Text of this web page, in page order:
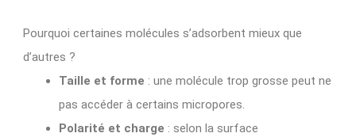
Pourquoi certaines molécules s’adsorbent mieux que
d’autres ?
Taille et forme : une molécule trop grosse peut ne
pas accéder à certains micropores.
Polarité et charge : selon la surface